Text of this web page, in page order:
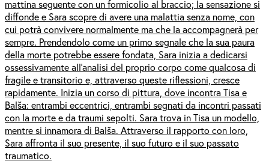
mattina seguente con un formicolio al braccio; la sensazione si
diffonde e Sara scopre di avere una malattia senza nome, con
cui potrà convivere normalmente ma che la accompagnerà per
sempre. Prendendolo come un primo segnale che la sua paura
della morte potrebbe essere fondata, Sara inizia a dedicarsi
ossessivamente all’analisi del proprio corpo come qualcosa di
fragile e transitorio e, attraverso queste riflessioni, cresce
rapidamente. Inizia un corso di pittura, dove incontra Tisa e
Balša: entrambi eccentrici, entrambi segnati da incontri passati
con la morte e da traumi sepolti. Sara trova in Tisa un modello,
mentre si innamora di Balša. Attraverso il rapporto con loro,
Sara affronta il suo presente, il suo futuro e il suo passato
traumatico.